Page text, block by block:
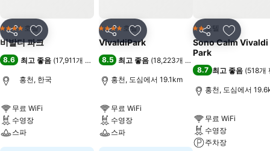
공유 즐겨찾기에 추가
4 성급 호텔
비발디 파크
8.6 최고 좋음 (17,911개 평점)
홍천, 한국
무료 WiFi
수영장
스파
공유 즐겨찾기에 추가
4 성급 호텔
VivaldiPark
8.5 최고 좋음 (18,223개 평점
홍천, 도심에서 19.1km
무료 WiFi
수영장
스파
공유 즐겨찾기
2 성급호텔
Sono Calm Vivaldi
Park
8.7 최고 좋음 (518개
홍천, 도심에서
무료 WiFi
수영장
주차장